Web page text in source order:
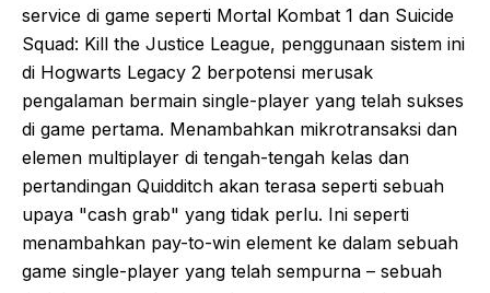
service di game seperti Mortal Kombat 1 dan Suicide
Squad: Kill the Justice League, penggunaan sistem ini
di Hogwarts Legacy 2 berpotensi merusak
pengalaman bermain single-player yang telah sukses
di game pertama. Menambahkan mikrotransaksi dan
elemen multiplayer di tengah-tengah kelas dan
pertandingan Quidditch akan terasa seperti sebuah
upaya "cash grab" yang tidak perlu. Ini seperti
menambahkan pay-to-win element ke dalam sebuah
game single-player yang telah sempurna – sebuah